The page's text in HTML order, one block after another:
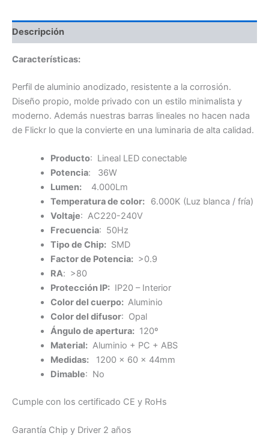
Descripción
Características:
Perfil de aluminio anodizado, resistente a la corrosión.
Diseño propio, molde privado con un estilo minimalista y
moderno. Además nuestras barras lineales no hacen nada
de Flickr lo que la convierte en una luminaria de alta calidad.
Producto: Lineal LED conectable
Potencia: 36W
Lumen:4.000Lm
Temperatura de color:
6.000K (Luz blanca / fría)
Voltaje: AC220-240V
Frecuencia: 50Hz
Tipo de Chip:SMD
Factor de Potencia:>0.9
RA: >80
Protección IP:IP20 – Interior
Color del cuerpo: Aluminio
Color del difusor: Opal
Ángulo de apertura:120º
Material:Aluminio + PC + ABS
Medidas:1200 x 60 x 44mm
Dimable: No
Cumple con los certificado CE y RoHs
Garantía Chip y Driver 2 años